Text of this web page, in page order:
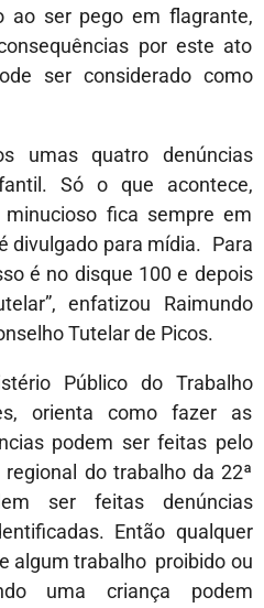
ao ser pego em flagrante,
por este ato
ser considerado como
umas quatro denúncias
Só o que acontece,
fica sempre em
divulgado para mídia. Para
é no disque 100 e depois
enfatizou Raimundo
Tutelar de Picos.
Público do Trabalho
orienta como fazer as
podem ser feitas pelo
do trabalho da 22ª
ser feitas denúncias
Então qualquer
algum trabalho proibido ou
uma criança podem